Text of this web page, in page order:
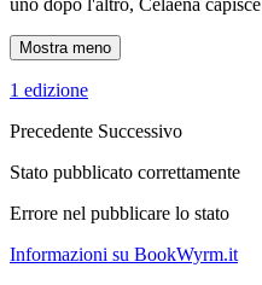
Mostra meno
1 edizione
Precedente Successivo
Stato pubblicato correttamente
Errore nel pubblicare lo stato
Informazioni su BookWyrm.it